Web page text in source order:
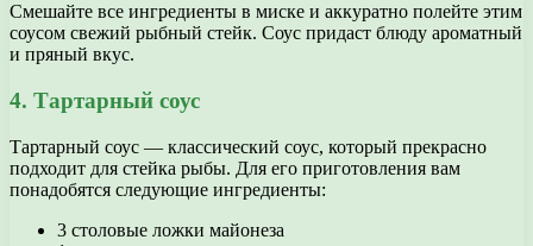
Смешайте все ингредиенты в миске и аккуратно полейте этим
соусом свежий рыбный стейк. Соус придаст блюду ароматный
и пряный вкус.
4. Тартарный соус
Тартарный соус — классический соус, который прекрасно
подходит для стейка рыбы. Для его приготовления вам
понадобятся следующие ингредиенты:
3 столовые ложки майонеза